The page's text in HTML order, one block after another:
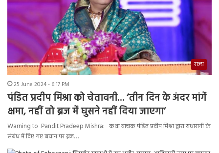
राज्य
25 June 2024 - 6:17 PM
पंडित प्रदीप मिश्रा को चेतावनी… ‘तीन दिन के अंदर मांगें
क्षमा, नहीं तो ब्रज में घुसने नहीं दिया जाएगा’
Warning to Pandit Pradeep Mishra: कथा वाचक पंडित प्रदीप मिश्रा द्वारा राधारानी के
संबंध में दिए गए बयान पर ब्रज…